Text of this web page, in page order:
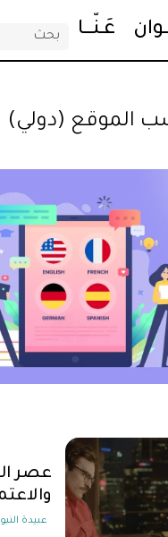
عَــنّـــــا
الموقع (دولي)
عصر
عبيدة